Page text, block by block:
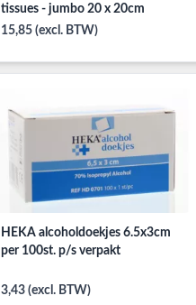
tissues - jumbo 20 x 20cm
15,85 (excl. BTW)
HEKA alcoholdoekjes 6.5x3cm
per 100st. p/s verpakt
3,43 (excl. BTW)